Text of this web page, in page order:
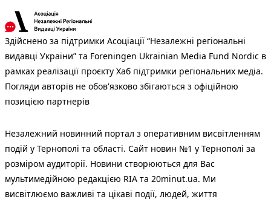
Здійснено за підтримки Асоціації “Незалежні регіональні
видавці України” та Foreningen Ukrainian Media Fund Nordic в
рамках реалізації проєкту Хаб підтримки регіональних медіа.
Погляди авторів не обов'язково збігаються з офіційною
позицією партнерів
Незалежний новинний портал з оперативним висвітленням
подій у Тернополі та області. Сайт новин №1 у Тернополі за
розміром аудиторії. Новини створюються для Вас
мультимедійною редакцією RIA та 20minut.ua. Ми
висвітлюємо важливі та цікаві події, людей, життя